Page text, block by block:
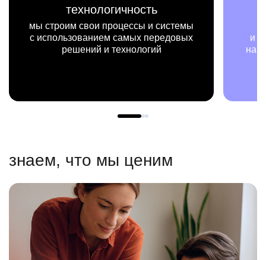
миссия
мы на конкретных цифрах
и примерах видим, как результаты
нашей работы меняют жизни людей
знаем, что мы ценим